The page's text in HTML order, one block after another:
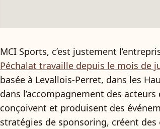
MCI Sports, c’est justement
Péchalat travaille depuis le mois de
basée à Levallois-Perret, dans les
dans l’accompagnement des
conçoivent et produisent des
stratégies de sponsoring, créent